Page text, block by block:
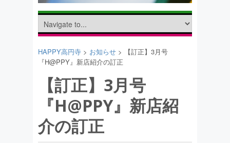
HAPPY高円寺 > お知らせ > 【訂正】3月号
『H@PPY』新店紹介の訂正
【訂正】3月号
『H@PPY』新店紹
介の訂正